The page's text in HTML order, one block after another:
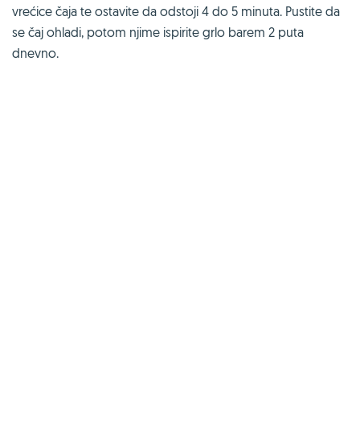
vrećice čaja te ostavite da odstoji 4 do 5 minuta. Pustite da
se čaj ohladi, potom njime ispirite grlo barem 2 puta
dnevno.